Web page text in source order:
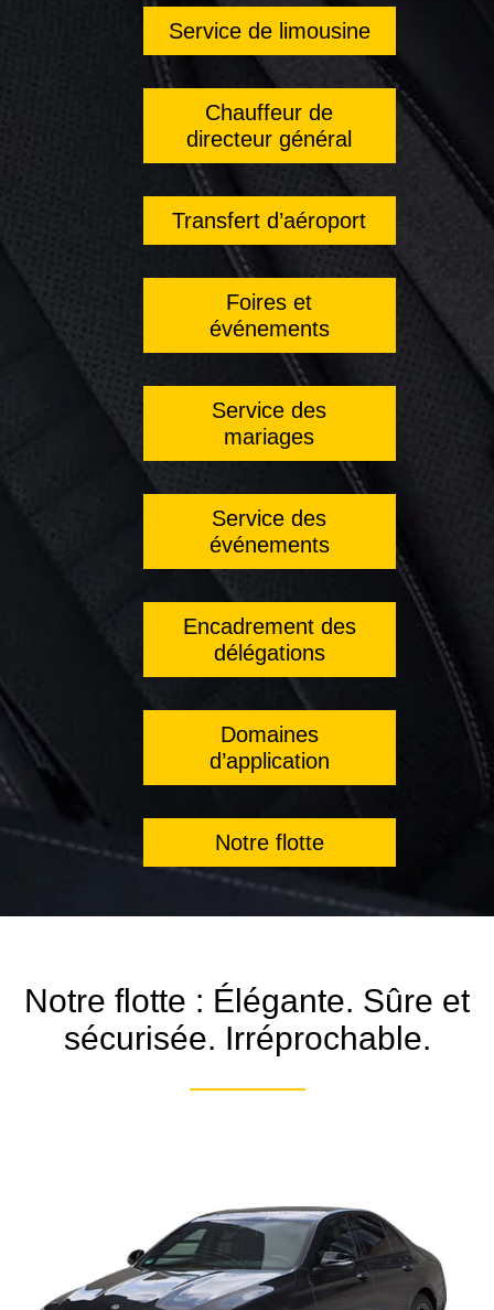
Service de limousine
Chauffeur de
directeur général
Transfert d’aéroport
Foires et
événements
Service des
mariages
Service des
événements
Encadrement des
délégations
Domaines
d’application
Notre flotte
Notre flotte : Élégante. Sûre et
sécurisée. Irréprochable.